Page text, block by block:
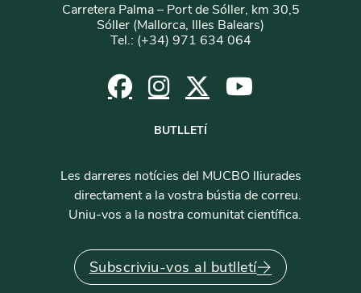
Carretera Palma – Port de Sóller, km 30,5
Sóller (Mallorca, Illes Balears)
Tel.: (+34) 971 634 064
BUTLLETÍ
Les darreres notícies del MUCBO lliurades
directament a la vostra bústia de correu.
Uniu-vos a la nostra comunitat científica.
Subscriviu-vos al butlletí